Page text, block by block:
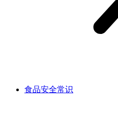
食品安全常识